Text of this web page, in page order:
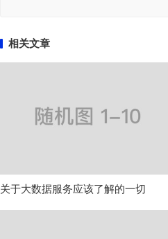
相关文章
关于大数据服务应该了解的一切